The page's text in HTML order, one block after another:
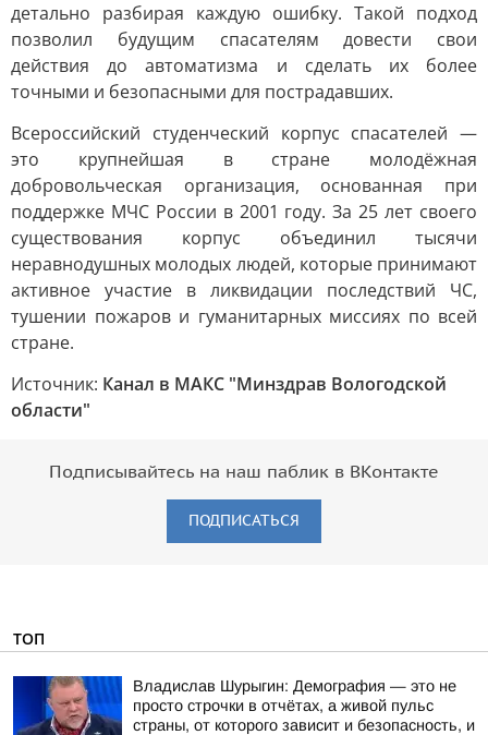
детально разбирая каждую ошибку. Такой подход
позволил будущим спасателям довести свои
действия до автоматизма и сделать их более
точными и безопасными для пострадавших.
Всероссийский студенческий корпус спасателей —
это крупнейшая в стране молодёжная
добровольческая организация, основанная при
поддержке МЧС России в 2001 году. За 25 лет своего
существования корпус объединил тысячи
неравнодушных молодых людей, которые принимают
активное участие в ликвидации последствий ЧС,
тушении пожаров и гуманитарных миссиях по всей
стране.
Источник: Канал в МАКС "Минздрав Вологодской
области"
Подписывайтесь на наш паблик в ВКонтакте
ПОДПИСАТЬСЯ
ТОП
Владислав Шурыгин: Демография — это не
просто строчки в отчётах, а живой пульс
страны, от которого зависит и безопасность, и